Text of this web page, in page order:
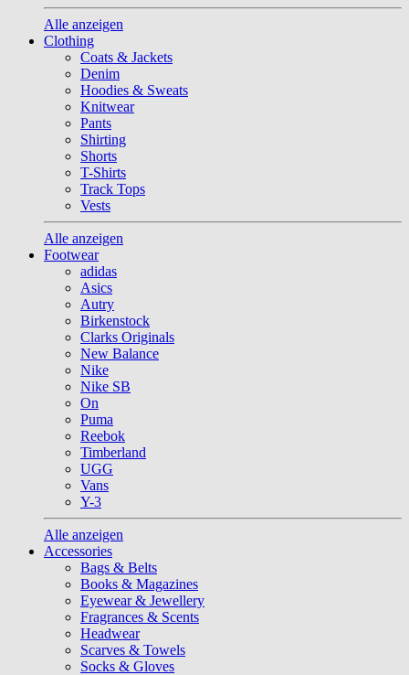
Alle anzeigen
Clothing
Coats & Jackets
Denim
Hoodies & Sweats
Knitwear
Pants
Shirting
Shorts
T-Shirts
Track Tops
Vests
Alle anzeigen
Footwear
adidas
Asics
Autry
Birkenstock
Clarks Originals
New Balance
Nike
Nike SB
On
Puma
Reebok
Timberland
UGG
Vans
Y-3
Alle anzeigen
Accessories
Bags & Belts
Books & Magazines
Eyewear & Jewellery
Fragrances & Scents
Headwear
Scarves & Towels
Socks & Gloves